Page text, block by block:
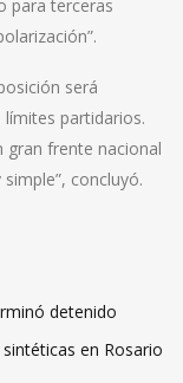
para terceras
será
partidarios.
gran frente nacional
concluyó.
detenido
en Rosario